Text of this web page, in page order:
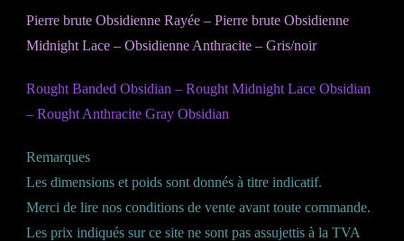
Pierre brute Obsidienne Rayée – Pierre brute Obsidienne
Midnight Lace – Obsidienne Anthracite – Gris/noir
Rought Banded Obsidian – Rought Midnight Lace Obsidian
– Rought Anthracite Gray Obsidian
Remarques
Les dimensions et poids sont donnés à titre indicatif.
Merci de lire nos conditions de vente avant toute commande.
Les prix indiqués sur ce site ne sont pas assujettis à la TVA